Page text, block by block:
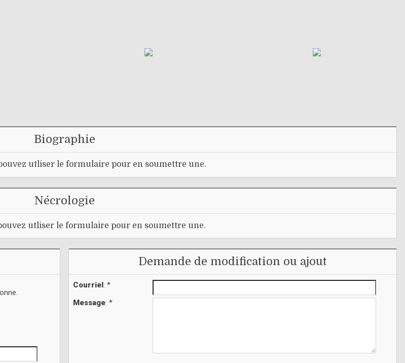
Biographie
utliser le formulaire pour en soumettre une.
Nécrologie
utliser le formulaire pour en soumettre une.
Demande de modification ou ajout
Courriel: *
Message: *